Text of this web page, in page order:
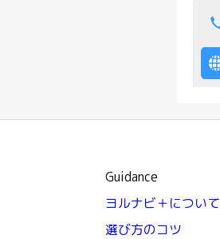
Guidance
ヨルナビ＋について
選び方のコツ